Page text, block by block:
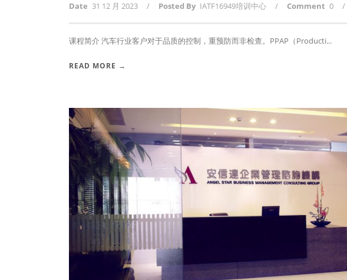
Date 31 12 月 2023 / Posted By IATF16949培训中心 / Comment 0 /
课程简介 汽车行业客户对于品质的控制，重预防而非检查。PPAP（Producti...
READ MORE →